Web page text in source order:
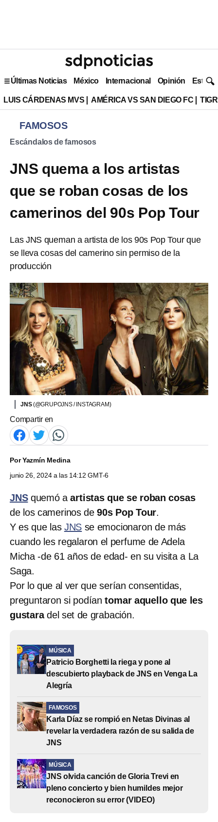
Últimas Noticias México Internacional Opinión Estilo
LUIS CÁRDENAS MVS AMÉRICA VS SAN DIEGO FC
FAMOSOS
Escándalos de famosos
JNS quema a los artistas
que se roban cosas de los
camerinos del 90s Pop Tour
Las JNS queman a artista de los 90s Pop Tour que
se lleva cosas del camerino sin permiso de la
producción
JNS(@GRUPOJNS / INSTAGRAM)
Compartir en
PorYazmín Medina
junio 26, 2024 a las 14:12 GMT-6
JNSquemó aartistas que se roban cosas
de los camerinos de90s Pop Tour.
Y es que las JNS se emocionaron de más
cuando les regalaron el perfume de Adela
Micha -de 61 años de edad- en su visita a La
Saga.
Por lo que al ver que serían consentidas,
preguntaron si podíantomar aquello que les
gustaradel set de grabación.
MÚSICA
Patricio Borghetti la riega y pone al
descubierto playback de JNS en Venga La
Alegría
FAMOSOS
Karla Díaz se rompió en Netas Divinas al
revelar la verdadera razón de su salida de
JNS
MÚSICA
JNS olvida canción de Gloria Trevi en
pleno concierto y bien humildes mejor
reconocieron su error (VIDEO)